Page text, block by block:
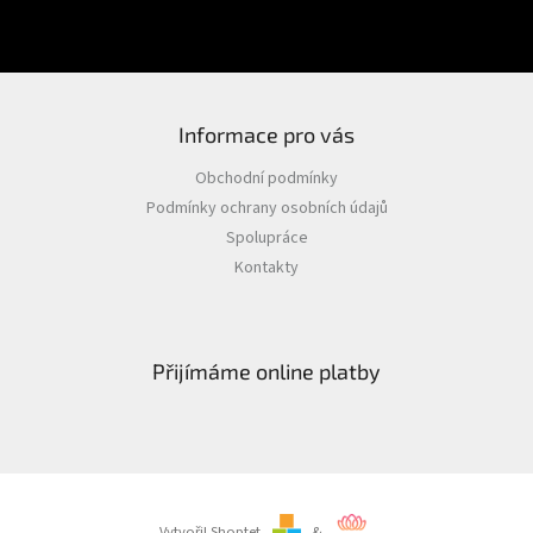
Informace pro vás
Obchodní podmínky
Podmínky ochrany osobních údajů
Spolupráce
Kontakty
Přijímáme online platby